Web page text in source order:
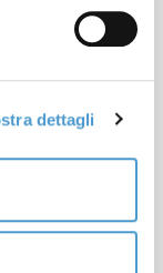
dettagli